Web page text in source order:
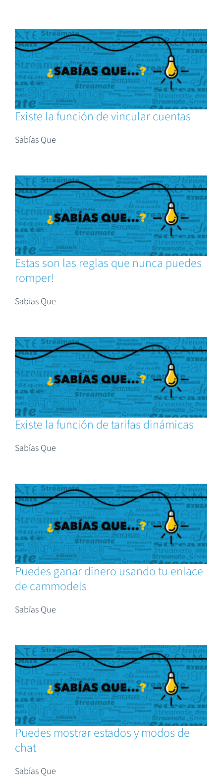
Existe la función de vincular cuentas
Sabías Que
Estas son las reglas que nunca puedes
romper!
Sabías Que
Existe la función de tarifas dinámicas
Sabías Que
Puedes ganar dinero usando tu enlace
de cammodels
Sabías Que
Puedes mostrar estados y modos de
chat
Sabías Que